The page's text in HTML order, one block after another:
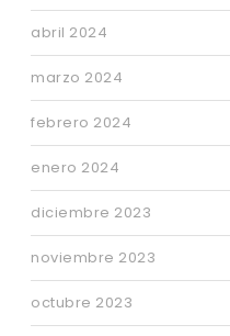
abril 2024
marzo 2024
febrero 2024
enero 2024
diciembre 2023
noviembre 2023
octubre 2023